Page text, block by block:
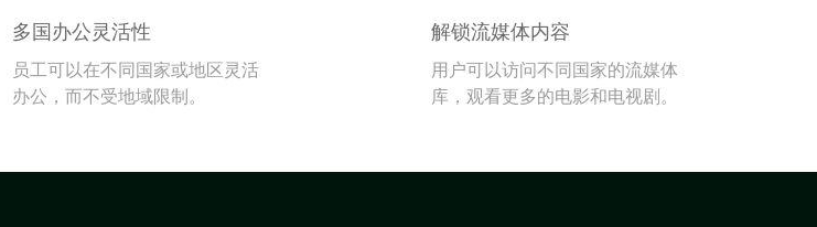
多国办公灵活性
员工可以在不同国家或地区灵活
办公，而不受地域限制。
解锁流媒体内容
用户可以访问不同国家的流媒体
库，观看更多的电影和电视剧。